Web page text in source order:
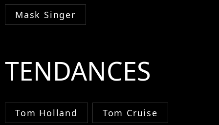
Mask Singer
TENDANCES
Tom Holland Tom Cruise